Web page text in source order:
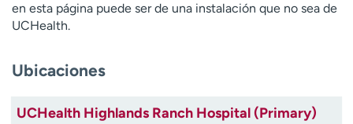
en esta página puede ser de una instalación que no sea de
UCHealth.
Ubicaciones
UCHealth Highlands Ranch Hospital (Primary)